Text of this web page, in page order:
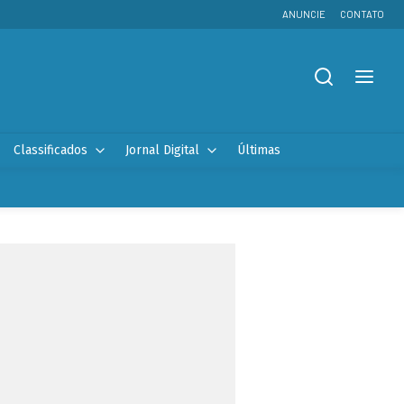
ANUNCIE CONTATO
Classificados Jornal Digital Últimas